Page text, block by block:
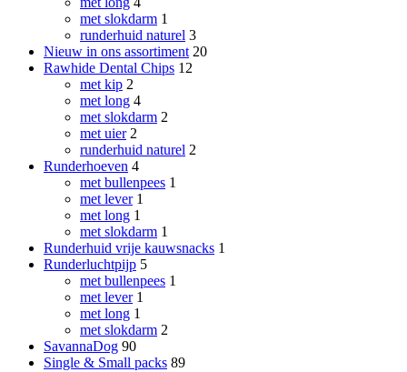
met slokdarm 1
runderhuid naturel 3
Nieuw in ons assortiment 20
Rawhide Dental Chips 12
met kip 2
met long 4
met slokdarm 2
met uier 2
runderhuid naturel 2
Runderhoeven 4
met bullenpees 1
met lever 1
met long 1
met slokdarm 1
Runderhuid vrije kauwsnacks 1
Runderluchtpijp 5
met bullenpees 1
met lever 1
met long 1
met slokdarm 2
SavannaDog 90
Single & Small packs 89